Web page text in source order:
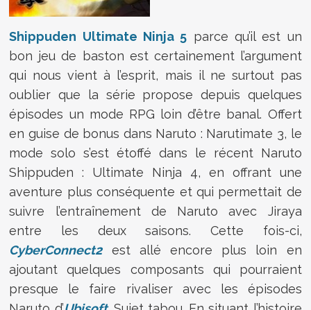
Shippuden Ultimate Ninja 5 parce qu’il est un
bon jeu de baston est certainement l’argument
qui nous vient à l’esprit, mais il ne surtout pas
oublier que la série propose depuis quelques
épisodes un mode RPG loin d’être banal. Offert
en guise de bonus dans Naruto : Narutimate 3, le
mode solo s’est étoffé dans le récent Naruto
Shippuden : Ultimate Ninja 4, en offrant une
aventure plus conséquente et qui permettait de
suivre l’entraînement de Naruto avec Jiraya
entre les deux saisons. Cette fois-ci,
CyberConnect2est allé encore plus loin en
ajoutant quelques composants qui pourraient
presque le faire rivaliser avec les épisodes